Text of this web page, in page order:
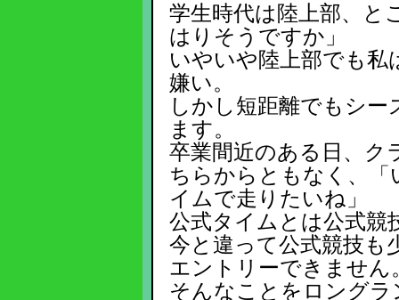
学生時代は陸上部、と
はりそうですか」
いやいや陸上部でも私
嫌い。
しかし短距離でもシ
ます。
卒業間近のある日、ク
ちらからともなく、
イムで走りたいね」
公式タイムとは公式競
今と違って公式競技も
エントリーできません
そんなことをロング